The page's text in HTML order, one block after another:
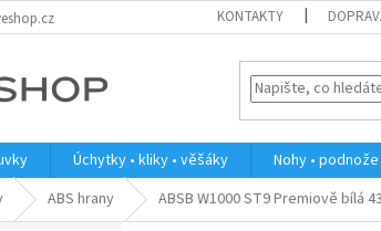
KONTAKTY
Úchytky • kliky • věšáky Nohy •
ABS hrany ABSB W1000 ST9 Premiově bílá